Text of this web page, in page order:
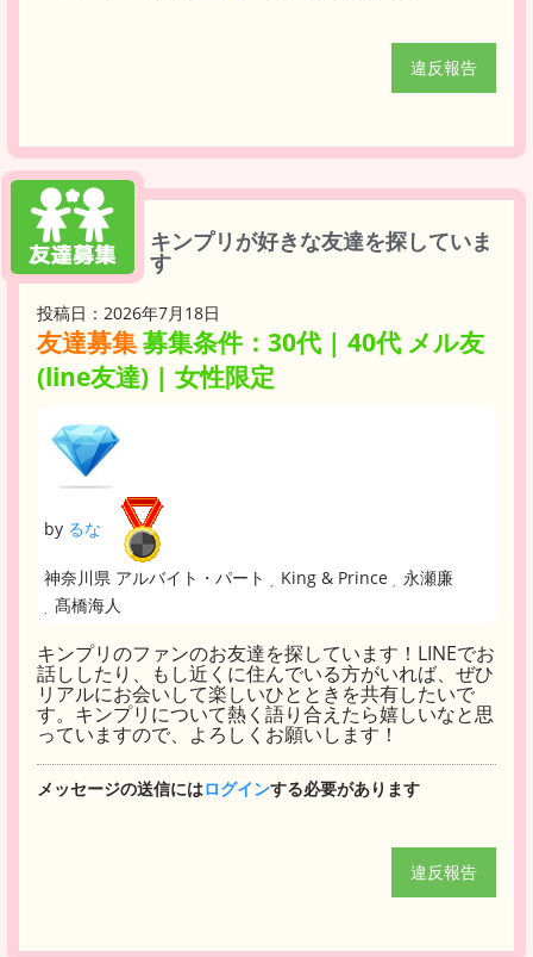
違反報告
キンプリが好きな友達を探していま
す
投稿日：2026年7月18日
友達募集募集条件：30代 | 40代 メル友
(line友達) | 女性限定
by るな
神奈川県 アルバイト・パート King & Prince
永瀬廉
髙橋海人
キンプリのファンのお友達を探しています！LINEでお
話ししたり、もし近くに住んでいる方がいれば、ぜひ
リアルにお会いして楽しいひとときを共有したいで
す。キンプリについて熱く語り合えたら嬉しいなと思
っていますので、よろしくお願いします！
メッセージの送信にはログインする必要があります
違反報告